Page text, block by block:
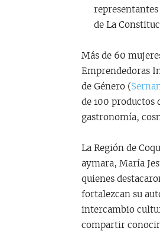
representantes
de La
Más de 60
Emprendedoras
de Género (
de 100 productos
gastronomía,
La Región de
aymara, María
quienes
fortalezcan su
intercambio
compartir